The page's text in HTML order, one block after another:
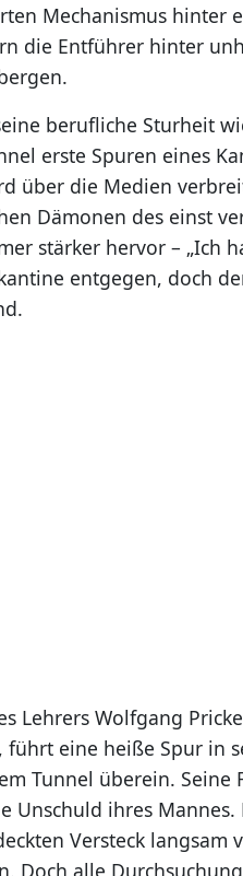
Mechanismus hinter
die Entführer hinter
berufliche Sturheit
erste Spuren eines
über die Medien
Dämonen des einst
stärker hervor – „Ich
entgegen, doch
Lehrers Wolfgang
eine heiße Spur in
Tunnel überein.
Unschuld ihres
Versteck langsam